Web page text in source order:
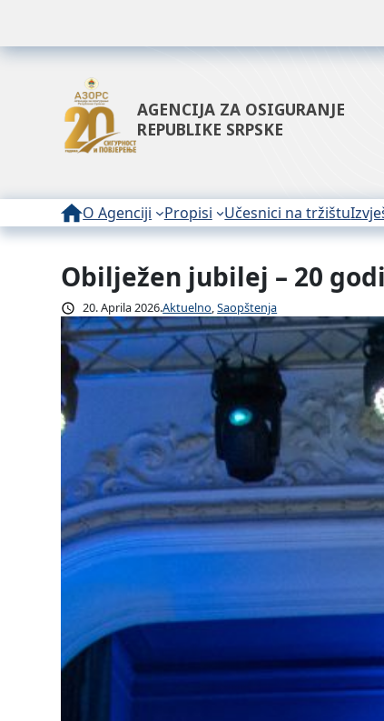
AGENCIJA ZA OSIGURANJE
REPUBLIKE SRPSKE
O Agenciji Propisi Učesnici na tržištu
Obilježen jubilej – 20
20. Aprila 2026.Aktuelno, Saopštenja